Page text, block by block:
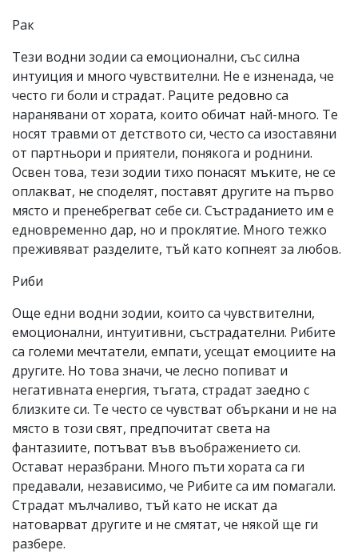
Рак
Тези водни зодии са емоционални, със силна
интуиция и много чувствителни. Не е изненада, че
често ги боли и страдат. Раците редовно са
наранявани от хората, които обичат най-много. Те
носят травми от детството си, често са изоставяни
от партньори и приятели, понякога и роднини.
Освен това, тези зодии тихо понасят мъките, не се
оплакват, не споделят, поставят другите на първо
място и пренебрегват себе си. Състраданието им е
едновременно дар, но и проклятие. Много тежко
преживяват разделите, тъй като копнеят за любов.
Риби
Още едни водни зодии, които са чувствителни,
емоционални, интуитивни, състрадателни. Рибите
са големи мечтатели, емпати, усещат емоциите на
другите. Но това значи, че лесно попиват и
негативната енергия, тъгата, страдат заедно с
близките си. Те често се чувстват объркани и не на
място в този свят, предпочитат света на
фантазиите, потъват във въображението си.
Остават неразбрани. Много пъти хората са ги
предавали, независимо, че Рибите са им помагали.
Страдат мълчаливо, тъй като не искат да
натоварват другите и не смятат, че някой ще ги
разбере.